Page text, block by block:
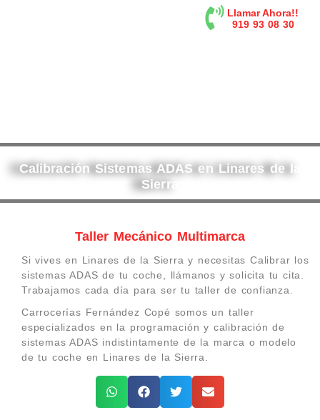
Llamar Ahora!!
919 93 08 30
Calibración Sistemas ADAS en Linares de la
Sierra
Taller Mecánico Multimarca
Si vives en Linares de la Sierra y necesitas Calibrar los
sistemas ADAS de tu coche, llámanos y solicita tu cita.
Trabajamos cada día para ser tu taller de confianza.
Carrocerías Fernández Copé somos un taller
especializados en la programación y calibración de
sistemas ADAS indistintamente de la marca o modelo
de tu coche en Linares de la Sierra.